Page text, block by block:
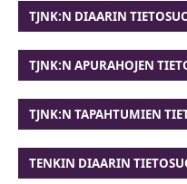
TJNK:N DIAARIN
TJNK:N APURAHOJEN
TJNK:N TAPAHTUMIEN
TENKIN DIAARIN